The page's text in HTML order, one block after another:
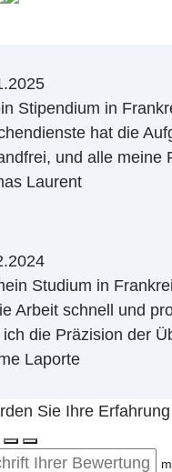
Stipendium in
hat die
und alle meine
Laurent
Studium in
Arbeit schnell und
ich die Präzision der
Laporte
Sie Ihre